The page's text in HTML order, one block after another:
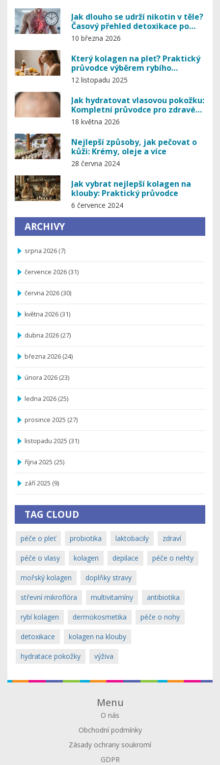
Jak dlouho se udrží nikotin v těle?
Časový přehled detoxikace po
ukončení kouření
10 března 2026
Který kolagen na pleť? Praktický
průvodce výběrem rybího
kolagenu pro mladší a zdravou
pokožku
12 listopadu 2025
Jak hydratovat vlasovou pokožku:
Kompletní průvodce pro zdravé
vlasy bez šupin
18 května 2026
Nejlepší způsoby, jak pečovat o
kůži: Krémy, oleje a více
28 června 2024
Jak vybrat nejlepší kolagen na
klouby: Praktický průvodce
6 července 2024
ARCHIVY
srpna 2026 (7)
července 2026 (31)
června 2026 (30)
května 2026 (31)
dubna 2026 (27)
března 2026 (24)
února 2026 (23)
ledna 2026 (25)
prosince 2025 (27)
listopadu 2025 (31)
října 2025 (25)
září 2025 (9)
TAG CLOUD
péče o pleť probiotika laktobacily zdraví
péče o vlasy kolagen depilace péče o nehty
mořský kolagen doplňky stravy
střevní mikroflóra multivitamíny antibiotika
rybí kolagen dermokosmetika péče o nohy
detoxikace kolagen na klouby
hydratace pokožky výživa
Menu
O nás
Obchodní podmínky
Zásady ochrany soukromí
GDPR